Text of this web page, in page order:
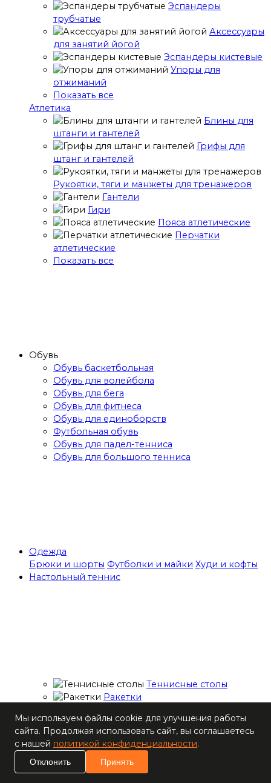
Эспандеры
трубчатые
Аксессуары
для занятий йогой
Эспандеры кистевые
Упоры для
отжиманий
Показать все
Атлетика
Блины для
штанги и гантелей
Грифы для
штанг и гантелей
Рукоятки, тяги и манжеты для тренажеров
Гантели
Гири
Пояса атлетические
Перчатки
атлетические
Показать все
Обувь
Обувь баскетбольная
Обувь для волейбола
Обувь для бега
Обувь для фитнеса
Обувь для единоборств
Футбольная обувь
Обувь для падел-тенниса
Обувь для большого тенниса
Одежда
Брюки и шорты Футболки и майки Худи и кофты
Настольный теннис
Теннисные столы
Ракетки
ракеток
Основания для
ракеток
Мячи
Наборы
Мы используем файлы cookie для улучшения работы
сайта. Продолжая использовать сайт, вы соглашаетесь
с нашей политикой конфиденциальности.
Отклонить Принять